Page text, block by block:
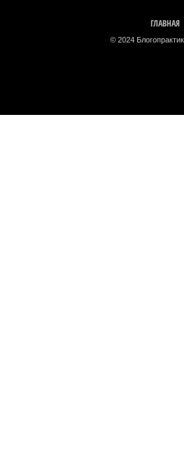
ГЛАВНАЯ
© 2024